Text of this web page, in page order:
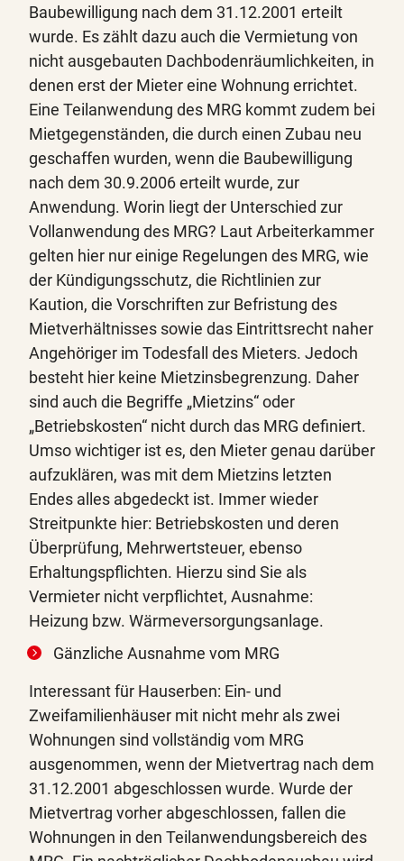
Baubewilligung nach dem 31.12.2001 erteilt
wurde. Es zählt dazu auch die Vermietung von
nicht ausgebauten Dachbodenräumlichkeiten, in
denen erst der Mieter eine Wohnung errichtet.
Eine Teilanwendung des MRG kommt zudem bei
Mietgegenständen, die durch einen Zubau neu
geschaffen wurden, wenn die Baubewilligung
nach dem 30.9.2006 erteilt wurde, zur
Anwendung. Worin liegt der Unterschied zur
Vollanwendung des MRG? Laut Arbeiterkammer
gelten hier nur einige Regelungen des MRG, wie
der Kündigungsschutz, die Richtlinien zur
Kaution, die Vorschriften zur Befristung des
Mietverhältnisses sowie das Eintrittsrecht naher
Angehöriger im Todesfall des Mieters. Jedoch
besteht hier keine Mietzinsbegrenzung. Daher
sind auch die Begriffe „Mietzins“ oder
„Betriebskosten“ nicht durch das MRG definiert.
Umso wichtiger ist es, den Mieter genau darüber
aufzuklären, was mit dem Mietzins letzten
Endes alles abgedeckt ist. Immer wieder
Streitpunkte hier: Betriebskosten und deren
Überprüfung, Mehrwertsteuer, ebenso
Erhaltungspflichten. Hierzu sind Sie als
Vermieter nicht verpflichtet, Ausnahme:
Heizung bzw. Wärmeversorgungsanlage.
Gänzliche Ausnahme vom MRG
Interessant für Hauserben: Ein- und
Zweifamilienhäuser mit nicht mehr als zwei
Wohnungen sind vollständig vom MRG
ausgenommen, wenn der Mietvertrag nach dem
31.12.2001 abgeschlossen wurde. Wurde der
Mietvertrag vorher abgeschlossen, fallen die
Wohnungen in den Teilanwendungsbereich des